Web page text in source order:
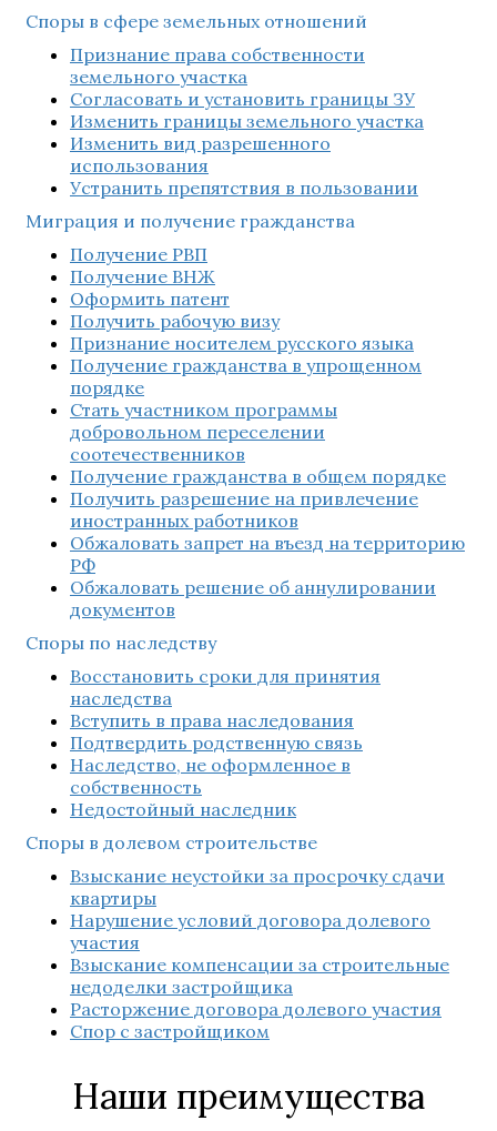
Споры в сфере земельных отношений
Признание права собственности
земельного участка
Согласовать и установить границы ЗУ
Изменить границы земельного участка
Изменить вид разрешенного
использования
Устранить препятствия в пользовании
Миграция и получение гражданства
Получение РВП
Получение ВНЖ
Оформить патент
Получить рабочую визу
Признание носителем русского языка
Получение гражданства в упрощенном
порядке
Стать участником программы
добровольном переселении
соотечественников
Получение гражданства в общем порядке
Получить разрешение на привлечение
иностранных работников
Обжаловать запрет на въезд на территорию
РФ
Обжаловать решение об аннулировании
документов
Споры по наследству
Восстановить сроки для принятия
наследства
Вступить в права наследования
Подтвердить родственную связь
Наследство, не оформленное в
собственность
Недостойный наследник
Споры в долевом строительстве
Взыскание неустойки за просрочку сдачи
квартиры
Нарушение условий договора долевого
участия
Взыскание компенсации за строительные
недоделки застройщика
Расторжение договора долевого участия
Спор с застройщиком
Наши преимущества